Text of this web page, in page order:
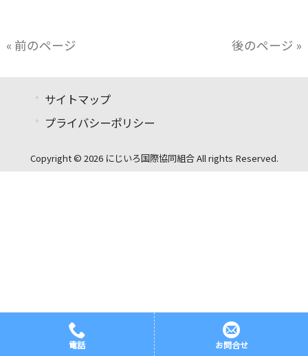
« 前のページ 後のページ »
サイトマップ
プライバシーポリシー
Copyright © 2026 にじいろ国際協同組合 All rights Reserved.
電話 お問合せ